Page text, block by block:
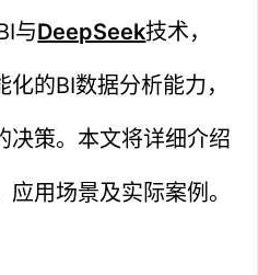
与DeepSeek技术，
的BI数据分析能力，
决策。本文将详细介绍
用场景及实际案例。